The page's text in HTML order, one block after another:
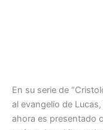
En su serie de
al evangelio de
ahora es presentado